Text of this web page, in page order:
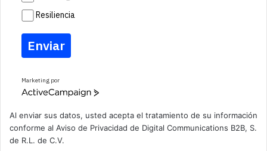
Resiliencia
Enviar
Marketing por
A
v
e
Al enviar sus datos, usted acepta el tratamiento de su información
conforme al Aviso de Privacidad de Digital Communications B2B, S.
de R.L. de C.V.